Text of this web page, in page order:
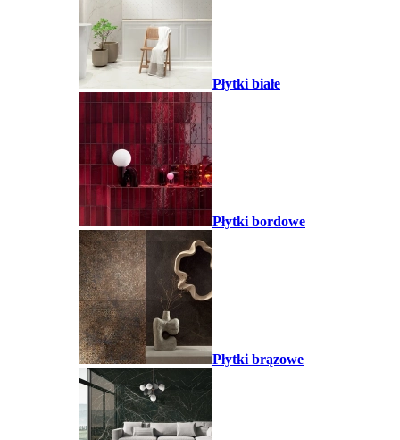
Płytki białe
Płytki bordowe
Płytki brązowe